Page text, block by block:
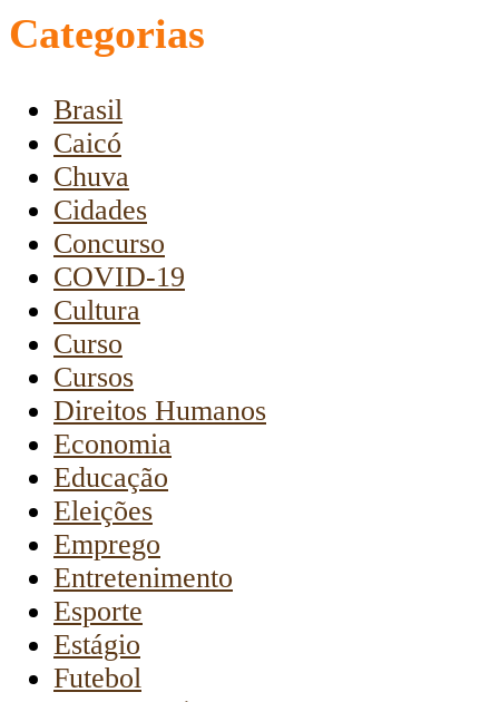
Categorias
Brasil
Caicó
Chuva
Cidades
Concurso
COVID-19
Cultura
Curso
Cursos
Direitos Humanos
Economia
Educação
Eleições
Emprego
Entretenimento
Esporte
Estágio
Futebol